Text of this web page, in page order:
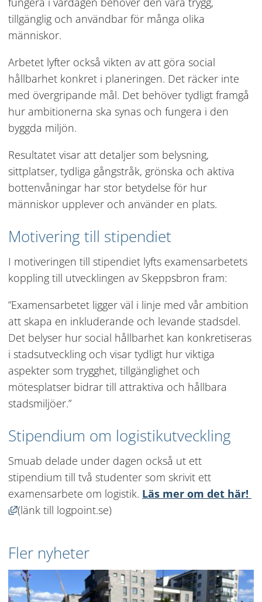
tillgänglig och användbar för många olika
människor.
Arbetet lyfter också vikten av att göra social
hållbarhet konkret i planeringen. Det räcker inte
med övergripande mål. Det behöver tydligt framgå
hur ambitionerna ska synas och fungera i den
byggda miljön.
Resultatet visar att detaljer som belysning,
sittplatser, tydliga gångstråk, grönska och aktiva
bottenvåningar har stor betydelse för hur
människor upplever och använder en plats.
Motivering till stipendiet
I motiveringen till stipendiet lyfts examensarbetets
koppling till utvecklingen av Skeppsbron fram:
”Examensarbetet ligger väl i linje med vår ambition
att skapa en inkluderande och levande stadsdel.
Det belyser hur social hållbarhet kan konkretiseras
i stadsutveckling och visar tydligt hur viktiga
aspekter som trygghet, tillgänglighet och
mötesplatser bidrar till attraktiva och hållbara
stadsmiljöer.”
Stipendium om logistikutveckling
Smuab delade under dagen också ut ett
stipendium till två studenter som skrivit ett
examensarbete om logistik. Läs mer om det här!
Länk till annan webbplats, öppnas i nytt fönster.
(länk till logpoint.se)
Fler nyheter